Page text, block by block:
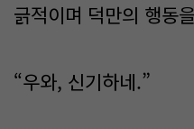
긁적이며 덕만의 행동
“우와, 신기하네.”